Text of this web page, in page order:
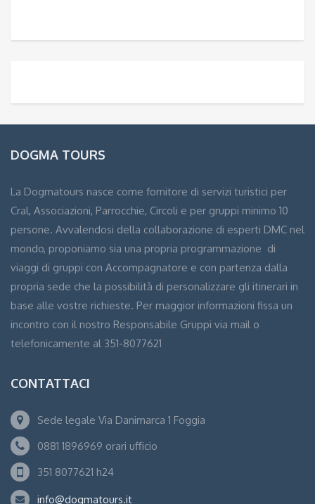
DOGMA TOURS
La Dogmatours nasce come fornitore di servizi turistici per
Cral, Associazioni, Parrocchie, Circoli e per gruppi minimo 10
persone. Avvalendosi della collaborazione di esperti DMC nel
mondo, proponiamo sia una propria programmazione di
viaggi di gruppi con Accompagnatore e con partenza dalla
propria sede che la possibilità di personalizzare gli itinerari in
base alle vostre richieste. Per maggior informazioni fissa un
incontro con il nostro Responsabile Gruppi via mail o
telefonicamente al 351-8077621
CONTATTACI
Sede legale Via Danimarca 1 Foggia
0881 1896969 orari ufficio
351 8077621 h24
info@dogmatours.it